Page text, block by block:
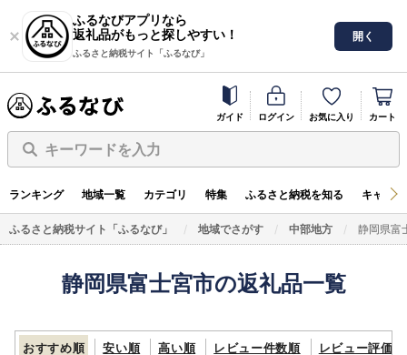
ふるなびアプリなら
返礼品がもっと探しやすい！
ふるさと納税サイト「ふるなび」
開く
ガイド ログイン お気に入り カート
キーワードを入力
ランキング 地域一覧 カテゴリ 特集 ふるさと納税を知る キャン
ふるさと納税サイト「ふるなび」 地域でさがす 中部地方 静岡県富
静岡県富士宮市の返礼品一覧
おすすめ順 安い順 高い順 レビュー件数順 レビュー評価順